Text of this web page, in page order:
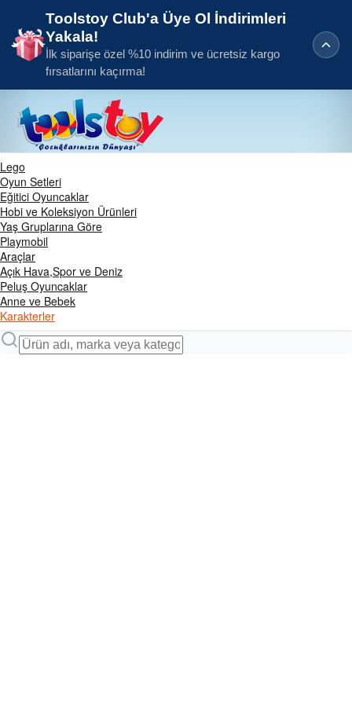
Toolstoy Club'a Üye Ol İndirimleri
Yakala!
İlk siparişe özel %10 indirim ve ücretsiz kargo
fırsatlarını kaçırma!
Lego
Oyun Setleri
Eğitici Oyuncaklar
Hobi ve Koleksiyon Ürünleri
Yaş Gruplarına Göre
Playmobil
Araçlar
Açık Hava,Spor ve Deniz
Peluş Oyuncaklar
Anne ve Bebek
Karakterler